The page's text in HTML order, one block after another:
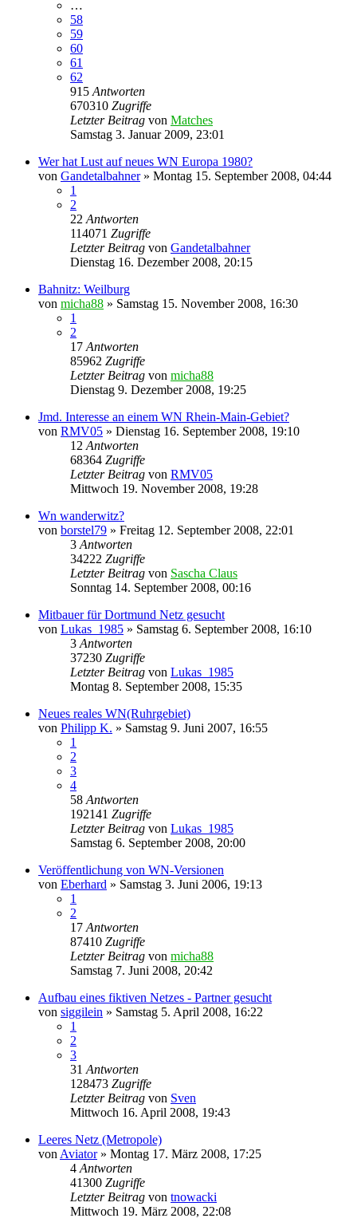
…
58
59
60
61
62
915 Antworten
670310 Zugriffe
Letzter Beitrag von Matches
Samstag 3. Januar 2009, 23:01
Wer hat Lust auf neues WN Europa 1980?
von Gandetalbahner» Montag 15. September 2008, 04:44
1
2
22 Antworten
114071 Zugriffe
Letzter Beitrag von Gandetalbahner
Dienstag 16. Dezember 2008, 20:15
Bahnitz: Weilburg
von micha88 » Samstag 15. November 2008, 16:30
1
2
17 Antworten
85962 Zugriffe
Letzter Beitrag von micha88
Dienstag 9. Dezember 2008, 19:25
Jmd. Interesse an einem WN Rhein-Main-Gebiet?
von RMV05 » Dienstag 16. September 2008, 19:10
12 Antworten
68364 Zugriffe
Letzter Beitrag von RMV05
Mittwoch 19. November 2008, 19:28
Wn wanderwitz?
von borstel79 » Freitag 12. September 2008, 22:01
3 Antworten
34222 Zugriffe
Letzter Beitrag von Sascha Claus
Sonntag 14. September 2008, 00:16
Mitbauer für Dortmund Netz gesucht
von Lukas_1985 » Samstag 6. September 2008, 16:10
3 Antworten
37230 Zugriffe
Letzter Beitrag von Lukas_1985
Montag 8. September 2008, 15:35
Neues reales WN(Ruhrgebiet)
von Philipp K. » Samstag 9. Juni 2007, 16:55
1
2
3
4
58 Antworten
192141 Zugriffe
Letzter Beitrag von Lukas_1985
Samstag 6. September 2008, 20:00
Veröffentlichung von WN-Versionen
von Eberhard » Samstag 3. Juni 2006, 19:13
1
2
17 Antworten
87410 Zugriffe
Letzter Beitrag von micha88
Samstag 7. Juni 2008, 20:42
Aufbau eines fiktiven Netzes - Partner gesucht
von siggilein » Samstag 5. April 2008, 16:22
1
2
3
31 Antworten
128473 Zugriffe
Letzter Beitrag von Sven
Mittwoch 16. April 2008, 19:43
Leeres Netz (Metropole)
von Aviator» Montag 17. März 2008, 17:25
4 Antworten
41300 Zugriffe
Letzter Beitrag von tnowacki
Mittwoch 19. März 2008, 22:08